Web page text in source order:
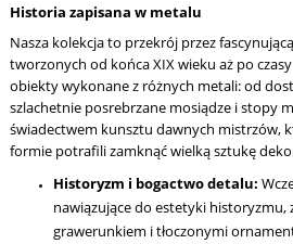
Historia zapisana w metalu
Nasza kolekcja to przekrój przez
tworzonych od końca XIX wieku aż po
obiekty wykonane z różnych metali: od
szlachetnie posrebrzane mosiądze i stopy
świadectwem kunsztu dawnych mistrzów,
formie potrafili zamknąć wielką sztukę
Historyzm i bogactwo detalu:
nawiązujące do estetyki historyzmu,
grawerunkiem i tłoczonymi